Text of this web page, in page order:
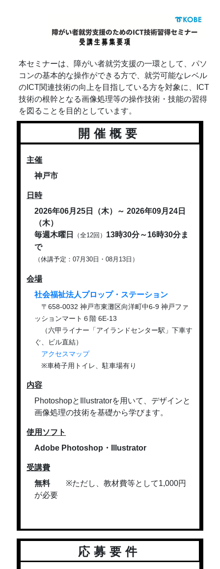
本セミナーは、障がい者就労支援の一環として、パソ
コンの基本的な操作ができる方で、就労可能なレベル
のICT関連技術の向上を目指している方を対象に、ICT
技術の根幹となる画像処理等の操作技術・技能の習得
を図ることを目的としています。
開催概要
主催
神戸市
日 時
2026年06月25日（木）～ 2026年09月24日
（木）
毎週木曜日
（全12回） 13時30分～16時30分ま
で
（休講予定：07月30日・08月13日）
会場
社会福祉法人プロップ・ステーション
〒658-0032 神戸市東灘区向洋町中6-9 神戸ファ
ッションマート６階 6E-13
（六甲ライナー「アイランドセンター駅」下車す
ぐ、ビル直結）
アクセスマップ
※車椅子用トイレ、駐車場有り
内容
PhotoshopとIllustratorを用いて、デザインと
画像処理の技術を基礎から学びます。
使用ソフト
Adobe Photoshop・Illustrator
受講費
無料※ただし、教材費等として1,000円
が必要
応募要件